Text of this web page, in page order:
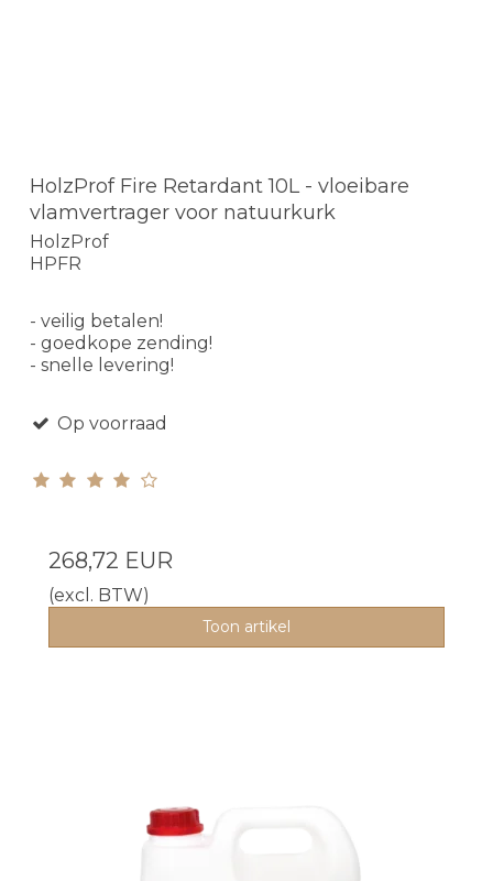
HolzProf Fire Retardant 10L - vloeibare
vlamvertrager voor natuurkurk
HolzProf
HPFR
- veilig betalen!
- goedkope zending!
- snelle levering!
Op voorraad
268,72 EUR
(excl. BTW)
Toon artikel